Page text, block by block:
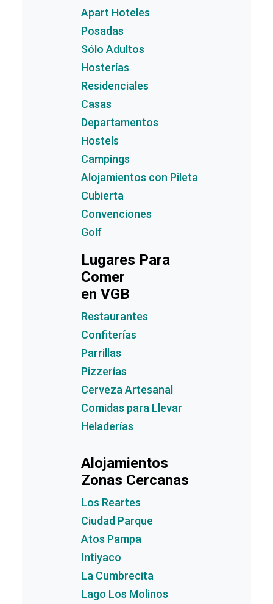
Apart Hoteles
Posadas
Sólo Adultos
Hosterías
Residenciales
Casas
Departamentos
Hostels
Campings
Alojamientos con Pileta
Cubierta
Convenciones
Golf
Lugares Para
Comer
en VGB
Restaurantes
Confiterías
Parrillas
Pizzerías
Cerveza Artesanal
Comidas para Llevar
Heladerías
Alojamientos
Zonas Cercanas
Los Reartes
Ciudad Parque
Atos Pampa
Intiyaco
La Cumbrecita
Lago Los Molinos